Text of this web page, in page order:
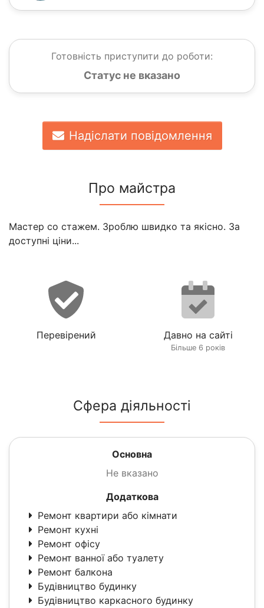
Готовність приступити до роботи:
Статус не вказано
Надіслати повідомлення
Про майстра
Мастер со стажем. Зроблю швидко та якісно. За
доступні ціни...
Перевірений Давно на сайті
Більше 6 років
Сфера діяльності
Основна
Не вказано
Додаткова
Ремонт квартири або кімнати
Ремонт кухні
Ремонт офісу
Ремонт ванної або туалету
Ремонт балкона
Будівництво будинку
Будівництво каркасного будинку